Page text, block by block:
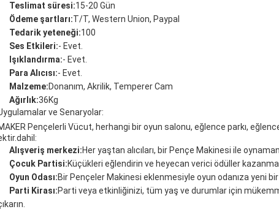
Teslimat süresi:15-20 Gün
Ödeme şartları:T/T, Western Union, Paypal
Tedarik yeteneği:100
Ses Etkileri:- Evet.
Işıklandırma:- Evet.
Para Alıcısı:- Evet.
Malzeme:Donanım, Akrilik, Temperer Cam
Ağırlık:36Kg
ve Senaryolar:
Pençelerli Vücut, herhangi bir oyun salonu, eğlence parkı,
Alışveriş merkezi:Her yaştan alıcıları, bir Pençe Makinesi ile
Çocuk Partisi:Küçükleri eğlendirin ve heyecan verici ödüller kazanma
Oyun Odası:Bir Pençeler Makinesi eklenmesiyle oyun odanıza yeni bir
Parti Kirası:Parti veya etkinliğinizi, tüm yaş ve durumlar için